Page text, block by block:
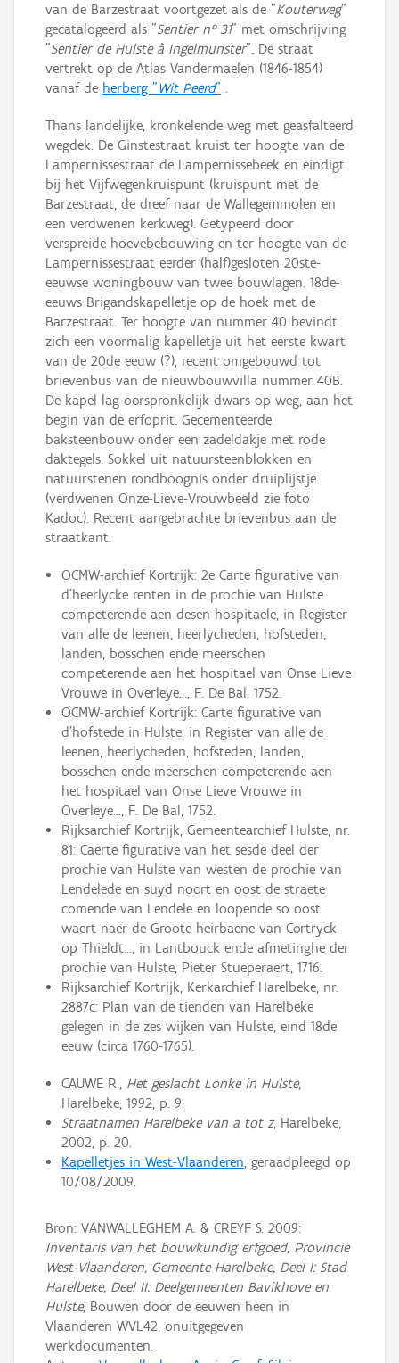
van de Barzestraat voortgezet als de "Kouterweg"
gecatalogeerd als "Sentier n° 31" met omschrijving
"Sentier de Hulste à Ingelmunster". De straat
vertrekt op de Atlas Vandermaelen (1846-1854)
vanaf de herberg "Wit Peerd" .
Thans landelijke, kronkelende weg met geasfalteerd
wegdek. De Ginstestraat kruist ter hoogte van de
Lampernissestraat de Lampernissebeek en eindigt
bij het Vijfwegenkruispunt (kruispunt met de
Barzestraat, de dreef naar de Wallegemmolen en
een verdwenen kerkweg). Getypeerd door
verspreide hoevebebouwing en ter hoogte van de
Lampernissestraat eerder (half)gesloten 20ste-
eeuwse woningbouw van twee bouwlagen. 18de-
eeuws Brigandskapelletje op de hoek met de
Barzestraat. Ter hoogte van nummer 40 bevindt
zich een voormalig kapelletje uit het eerste kwart
van de 20de eeuw (?), recent omgebouwd tot
brievenbus van de nieuwbouwvilla nummer 40B.
De kapel lag oorspronkelijk dwars op weg, aan het
begin van de erfoprit. Gecementeerde
baksteenbouw onder een zadeldakje met rode
daktegels. Sokkel uit natuursteenblokken en
natuurstenen rondboognis onder druiplijstje
(verdwenen Onze-Lieve-Vrouwbeeld zie foto
Kadoc). Recent aangebrachte brievenbus aan de
straatkant.
OCMW-archief Kortrijk: 2e Carte figurative van
d’heerlycke renten in de prochie van Hulste
competerende aen desen hospitaele, in Register
van alle de leenen, heerlycheden, hofsteden,
landen, bosschen ende meerschen
competerende aen het hospitael van Onse Lieve
Vrouwe in Overleye..., F. De Bal, 1752.
OCMW-archief Kortrijk: Carte figurative van
d'hofstede in Hulste, in Register van alle de
leenen, heerlycheden, hofsteden, landen,
bosschen ende meerschen competerende aen
het hospitael van Onse Lieve Vrouwe in
Overleye..., F. De Bal, 1752.
Rijksarchief Kortrijk, Gemeentearchief Hulste, nr.
81: Caerte figurative van het sesde deel der
prochie van Hulste van westen de prochie van
Lendelede en suyd noort en oost de straete
comende van Lendele en loopende so oost
waert naer de Groote heirbaene van Cortryck
op Thieldt..., in Lantbouck ende afmetinghe der
prochie van Hulste, Pieter Stueperaert, 1716.
Rijksarchief Kortrijk, Kerkarchief Harelbeke, nr.
2887c: Plan van de tienden van Harelbeke
gelegen in de zes wijken van Hulste, eind 18de
eeuw (circa 1760-1765).
CAUWE R., Het geslacht Lonke in Hulste,
Harelbeke, 1992, p. 9.
Straatnamen Harelbeke van a tot z, Harelbeke,
2002, p. 20.
Kapelletjes in West-Vlaanderen, geraadpleegd op
10/08/2009.
Bron: VANWALLEGHEM A. & CREYF S. 2009:
Inventaris van het bouwkundig erfgoed, Provincie
West-Vlaanderen, Gemeente Harelbeke, Deel I: Stad
Harelbeke, Deel II: Deelgemeenten Bavikhove en
Hulste, Bouwen door de eeuwen heen in
Vlaanderen WVL42, onuitgegeven
werkdocumenten.